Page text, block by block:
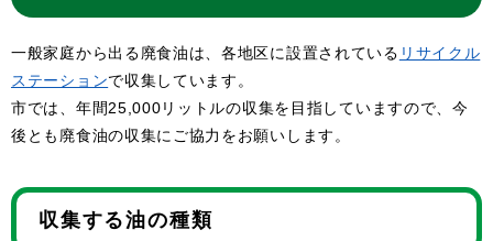
一般家庭から出る廃食油は、各地区に設置されている リサイクル
ステーションで収集しています。
市では、年間25,000リットルの収集を目指していますので、今
後とも廃食油の収集にご協力をお願いします。
収集する油の種類